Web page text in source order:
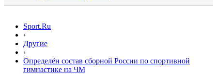
Sport.Ru
›
Другие
›
Определён состав сборной России по спортивной
гимнастике на ЧМ